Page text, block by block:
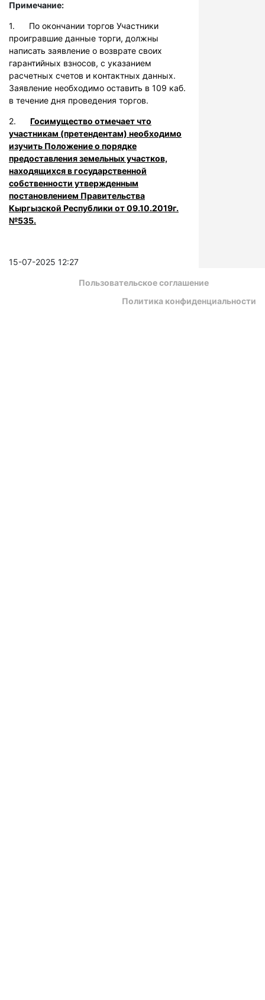
Примечание:
1. По окончании торгов Участники
проигравшие данные торги, должны
написать заявление о возврате своих
гарантийных взносов, с указанием
расчетных счетов и контактных данных.
Заявление необходимо оставить в 109 каб.
в течение дня проведения торгов.
2. Госимущество отмечает что
участникам (претендентам) необходимо
изучить Положение о порядке
предоставления земельных участков,
находящихся в государственной
собственности утвержденным
постановлением Правительства
Кыргызской Республики от 09.10.2019г.
№535.
15-07-2025 12:27
Пользовательское соглашение
Политика конфиденциальности